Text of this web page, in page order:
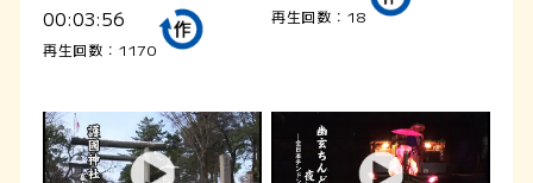
00:03:56
再生回数：1170
再生回数：18